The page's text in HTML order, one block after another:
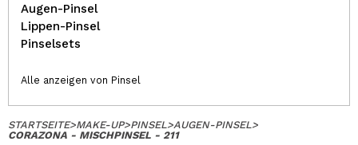
Augen-Pinsel
Lippen-Pinsel
Pinselsets
Alle anzeigen von Pinsel
STARTSEITE>MAKE-UP>PINSEL>AUGEN-PINSEL>
CORAZONA - MISCHPINSEL - 211